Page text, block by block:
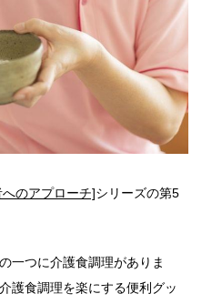
のアプローチ]シリーズの第5
一つに介護食調理がありま
護食調理を楽にする便利グッ